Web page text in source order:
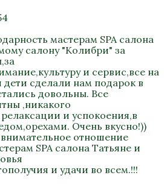
мастерам SPA салона
салону "Колибри" за
и сервис,все на
сделали нам подарок в
довольны. Все
,никакого
и успокоения,в
Очень вкусно!))
отношение
SPA салона Татьяне и
и удачи во всем.!!!